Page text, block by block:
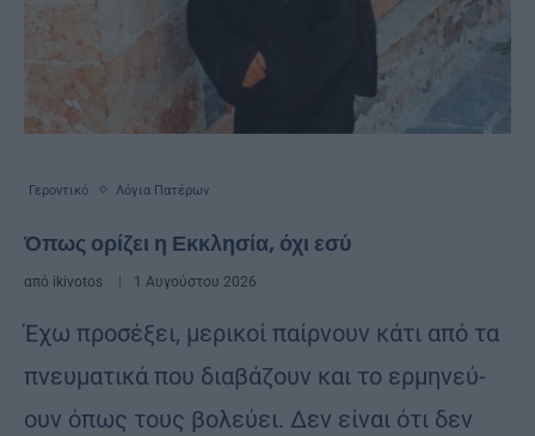
Γεροντικό Λόγια Πατέρων
Όπως ορίζει η Εκκλησία, όχι εσύ
από ikivotos 1 Αυγούστου 2026
Έχω προ­σέ­ξει, με­ρι­κοί παίρ­νουν κάτι από τα
πνευ­μα­τι­κά που δια­βά­ζουν και το ερ­μη­νεύ­
ουν όπως τους βο­λεύ­ει. Δεν εί­ναι ότι δεν